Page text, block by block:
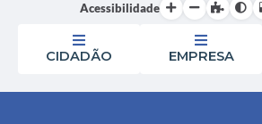
Acessibilidade
CIDADÃO EMPRESA